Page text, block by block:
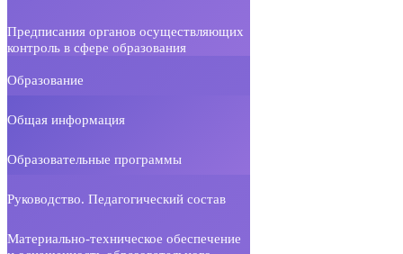
Предписания органов осуществляющих
контроль в сфере образования
Образование
Общая информация
Образовательные программы
Руководство. Педагогический состав
Материально-техническое обеспечение